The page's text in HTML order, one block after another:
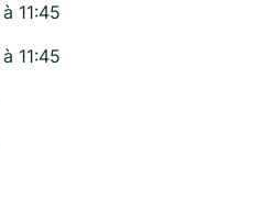
11:45
11:45